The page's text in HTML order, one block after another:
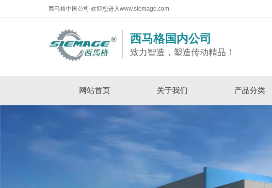
西马格中国公司 欢迎您进入www.siemage.com
西马格国内公司
致力智造，塑造传动精品！
网站首页 关于我们 产品分类